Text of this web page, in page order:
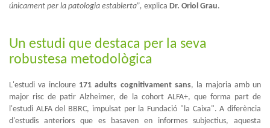
únicament per la patologia establerta”, explica Dr. Oriol Grau.
Un estudi que destaca per la seva
robustesa metodològica
L'estudi va incloure 171 adults cognitivament sans, la majoria amb un
major risc de patir Alzheimer, de la cohort ALFA+, que forma part de
l'estudi ALFA del BBRC, impulsat per la Fundació "la Caixa". A diferència
d'estudis anteriors que es basaven en informes subjectius, aquesta